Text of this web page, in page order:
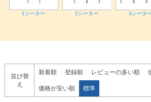
検索
1シーター 2シーター 3シーター
並び替
え
新着順 登録順 レビューの多い順
価格が安い順 標準